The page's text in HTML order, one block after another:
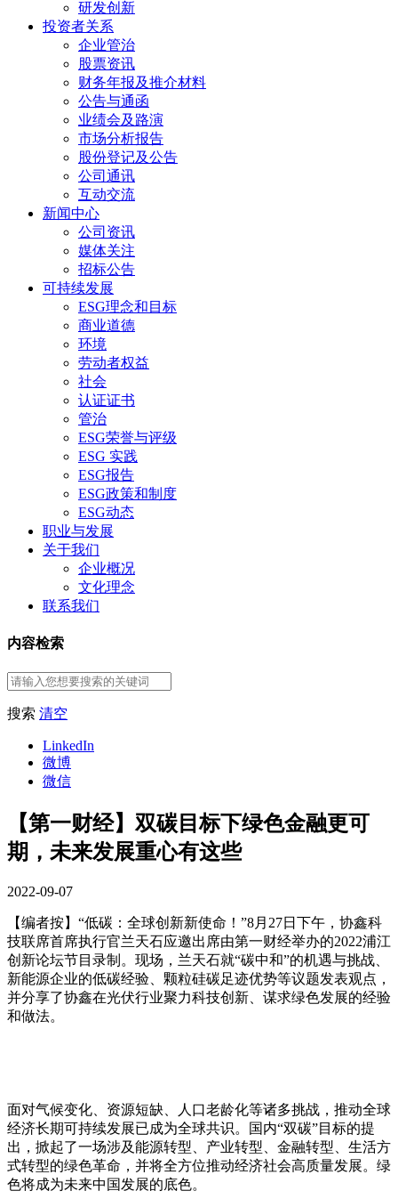
研发创新
投资者关系
企业管治
股票资讯
财务年报及推介材料
公告与通函
业绩会及路演
市场分析报告
股份登记及公告
公司通讯
互动交流
新闻中心
公司资讯
媒体关注
招标公告
可持续发展
ESG理念和目标
商业道德
环境
劳动者权益
社会
认证证书
管治
ESG荣誉与评级
ESG 实践
ESG报告
ESG政策和制度
ESG动态
职业与发展
关于我们
企业概况
文化理念
联系我们
内容检索
搜索 清空
LinkedIn
微博
微信
【第一财经】双碳目标下绿色金融更可
期，未来发展重心有这些
2022-09-07
【编者按】“低碳：全球创新新使命！”8月27日下午，协鑫科
技联席首席执行官兰天石应邀出席由第⼀财经举办的2022浦江
创新论坛节目录制。现场，兰天石就“碳中和”的机遇与挑战、
新能源企业的低碳经验、颗粒硅碳足迹优势等议题发表观点，
并分享了协鑫在光伏行业聚力科技创新、谋求绿色发展的经验
和做法。
面对气候变化、资源短缺、人口老龄化等诸多挑战，推动全球
经济长期可持续发展已成为全球共识。国内“双碳”目标的提
出，掀起了一场涉及能源转型、产业转型、金融转型、生活方
式转型的绿色革命，并将全方位推动经济社会高质量发展。绿
色将成为未来中国发展的底色。